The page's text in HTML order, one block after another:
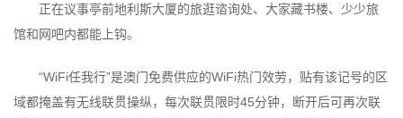
正在议事亭前地利斯大厦的旅逛谘询处、大家藏书楼、少少旅
馆和网吧内都能上钩。
“WiFi任我行”是澳门免费供应的WiFi热门效劳，贴有该记号的区
域都掩盖有无线联贯操纵，每次联贯限时45分钟，断开后可再次联